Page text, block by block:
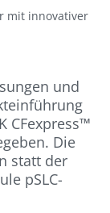
mit innovativer
und
CFexpress™
Die
statt der
pSLC-